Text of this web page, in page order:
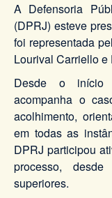
A Defensoria
(DPRJ) esteve
foi representada
Lourival Carriello e
Desde o início
acompanha o
acolhimento,
em todas as
DPRJ participou
processo,
superiores.